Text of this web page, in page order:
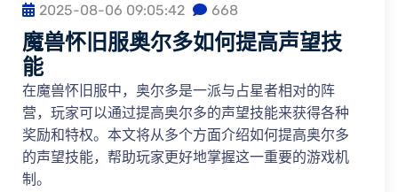
2025-08-06 09:05:42 668
魔兽怀旧服奥尔多如何提高声望技
能
在魔兽怀旧服中，奥尔多是一派与占星者相对的阵
营，玩家可以通过提高奥尔多的声望技能来获得各种
奖励和特权。本文将从多个方面介绍如何提高奥尔多
的声望技能，帮助玩家更好地掌握这一重要的游戏机
制。